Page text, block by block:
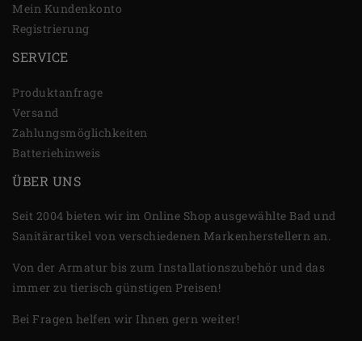
Mein Kundenkonto
Registrierung
SERVICE
Produktanfrage
Versand
Zahlungsmöglichkeiten
Batteriehinweis
ÜBER UNS
Seit 2004 bieten wir im Online Shop ausgewählte Bad und
Sanitärartikel von verschiedenen Markenherstellern an.
Von der Armatur bis zum Installationszubehör und das
immer zu tierisch günstigen Preisen!
Bei Fragen helfen wir Ihnen gern weiter!